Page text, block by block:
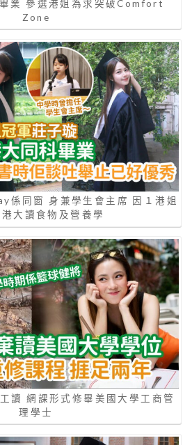
業 參選港姐為求突破Comfort
Zone
係同窗 身兼學生會主席 因１港姐
大讀食物及營養學
讀 網課形式修畢美國大學工商管
理學士